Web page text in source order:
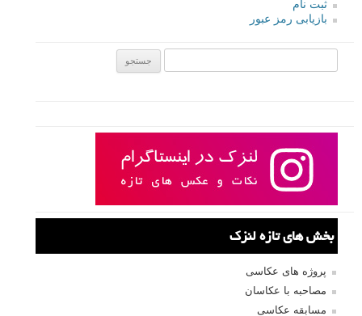
ثبت نام
بازیابی رمز عبور
بخش های تازه لنزک
پروژه های عکاسی
مصاحبه با عکاسان
مسابقه عکاسی